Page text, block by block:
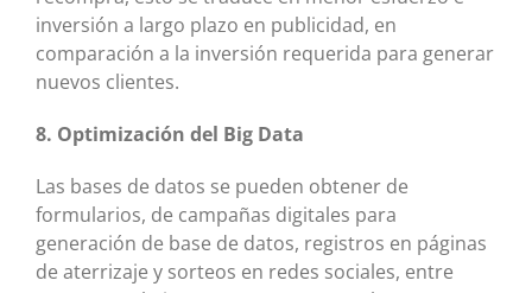
inversión a largo plazo en publicidad, en
comparación a la inversión requerida para generar
nuevos clientes.
8. Optimización del Big Data
Las bases de datos se pueden obtener de
formularios, de campañas digitales para
generación de base de datos, registros en páginas
de aterrizaje y sorteos en redes sociales, entre